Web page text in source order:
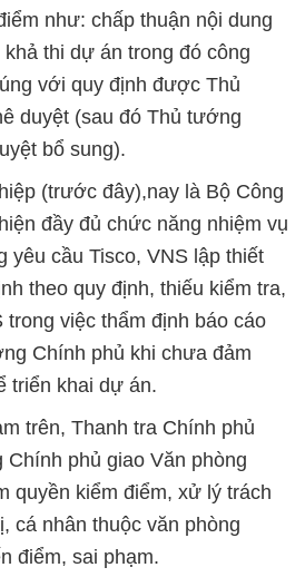
như: chấp thuận nội dung
thi dự án trong đó công
với quy định được Thủ
duyệt (sau đó Thủ tướng
bổ sung).
(trước đây),nay là Bộ Công
đầy đủ chức năng nhiệm vụ
yêu cầu Tisco, VNS lập thiết
theo quy định, thiếu kiểm tra,
trong việc thẩm định báo cáo
Chính phủ khi chưa đảm
triển khai dự án.
trên, Thanh tra Chính phủ
phủ giao Văn phòng
quyền kiểm điểm, xử lý trách
cá nhân thuộc văn phòng
điểm, sai phạm.